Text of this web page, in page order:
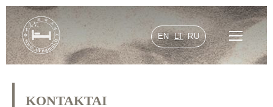
EN LT RU
KONTAKTAI